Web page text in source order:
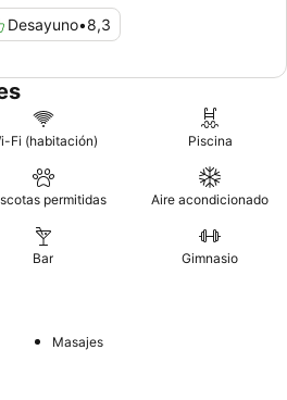
Desayuno•8,3
Fi (habitación) Piscina
permitidas Aire acondicionado
Bar Gimnasio
Masajes